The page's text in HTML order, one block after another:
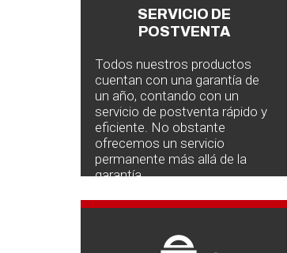
SERVICIO DE
POSTVENTA
Todos nuestros productos
cuentan con una garantía de
un año, contando con un
servicio de postventa rápido y
eficiente. No obstante
ofrecemos un servicio
permanente más allá de la
garantía.